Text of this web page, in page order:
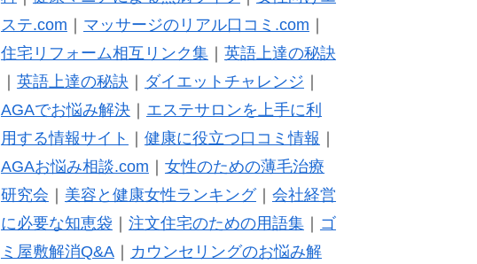
ステ.com
マッサージのリアル口コミ.com
住宅リフォーム相互リンク集｜ 英語上達の秘訣
英語上達の秘訣 ダイエットチャレンジ
AGAでお悩み解決｜ エステサロンを上手に利
用する情報サイト
健康に役立つ口コミ情報
AGAお悩み相談.com
女性のための薄毛治療
研究会
美容と健康女性ランキング｜ 会社経営
に必要な知恵袋
注文住宅のための用語集｜
ゴ
ミ屋敷解消Q&A｜ カウンセリングのお悩み解